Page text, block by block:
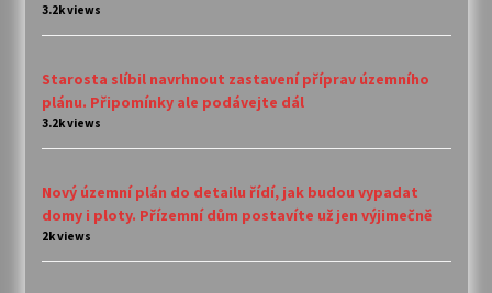
3.2k views
Starosta slíbil navrhnout zastavení příprav územního
plánu. Připomínky ale podávejte dál
3.2k views
Nový územní plán do detailu řídí, jak budou vypadat
domy i ploty. Přízemní dům postavíte už jen výjimečně
2k views